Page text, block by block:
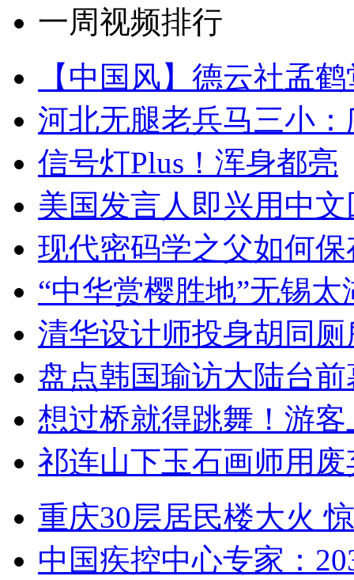
一周视频排行
【中国风】德云社孟
河北无腿老兵马三小
信号灯Plus！浑身都亮
美国发言人即兴用中
现代密码学之父如何
“中华赏樱胜地”无锡
清华设计师投身胡同
盘点韩国瑜访大陆台
想过桥就得跳舞！游客
祁连山下玉石画师用
重庆30层居民楼大火
中国疾控中心专家：